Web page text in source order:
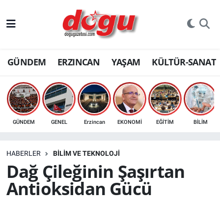
GÜNDEM ERZINCAN YAŞAM KÜLTÜR-SANAT
GÜNDEM GENEL Erzincan EKONOMİ EĞİTİM BİLİM
HABERLER BİLİM VE TEKNOLOJİ
Dağ Çileğinin Şaşırtan
Antioksidan Gücü
ERZINCAN
GÜNDEM
ERZİNCAN FOTOĞRAFLARI
SAĞLIK
EKONOMİ
Bilim, teknoloji